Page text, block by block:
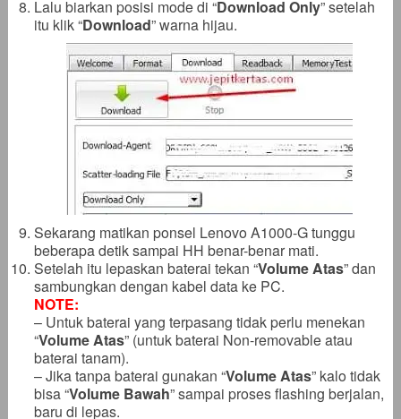
Lalu biarkan posisi mode di “Download Only” setelah
itu klik “Download” warna hijau.
Sekarang matikan ponsel Lenovo A1000-G tunggu
beberapa detik sampai HH benar-benar mati.
Setelah itu lepaskan baterai tekan “Volume Atas” dan
sambungkan dengan kabel data ke PC.
NOTE:
– Untuk baterai yang terpasang tidak perlu menekan
“Volume Atas” (untuk baterai Non-removable atau
baterai tanam).
– Jika tanpa baterai gunakan “Volume Atas” kalo tidak
bisa “Volume Bawah” sampai proses flashing berjalan,
baru di lepas.